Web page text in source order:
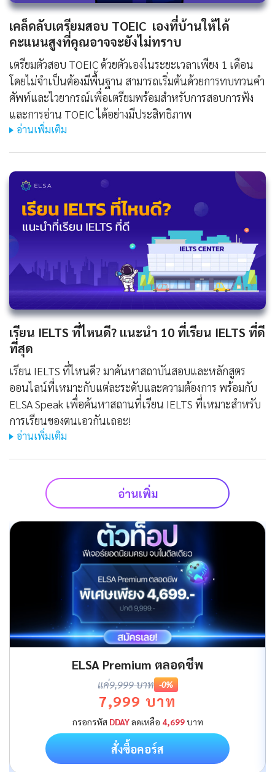
เคล็ดลับเตรียมสอบ TOEIC เองที่บ้านให้ได้
คะแนนสูงที่คุณอาจจะยังไม่ทราบ
เตรียมตัวสอบ TOEIC ด้วยตัวเองในระยะเวลาเพียง 1 เดือน
โดยไม่จำเป็นต้องมีพื้นฐาน สามารถเริ่มต้นด้วยการทบทวนคำ
ศัพท์และไวยากรณ์เพื่อเตรียมพร้อมสำหรับการสอบการฟัง
และการอ่าน TOEIC ได้อย่างมีประสิทธิภาพ
อ่านเพิ่มเติม
เรียน IELTS ที่ไหนดี? แนะนำ 10 ที่เรียน IELTS ที่ดี
ที่สุด
เรียน IELTS ที่ไหนดี? มาค้นหาสถาบันสอบและหลักสูตร
ออนไลน์ที่เหมาะกับแต่ละระดับและความต้องการ พร้อมกับ
ELSA Speak เพื่อค้นหาสถานที่เรียน IELTS ที่เหมาะสำหรับ
การเรียนของตนเอวกันเถอะ!
อ่านเพิ่มเติม
อ่านเพิ่ม
ELSA Premium ตลอดชีพ
แค่9,999 บาท -0%
7,999 บาท
กรอกรหัส DDAYลดเหลือ 4,699บาท
สั่งซื้อคอร์ส